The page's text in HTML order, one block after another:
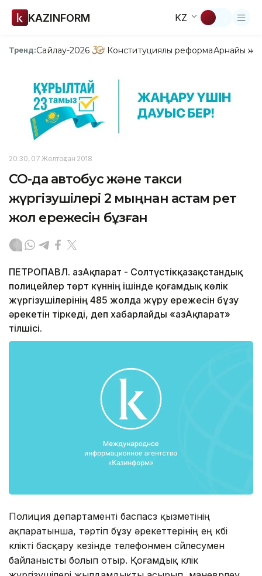
KAZINFORM KZ
Тренд:Сайлау-2026 Конституциялық реформаАрнайы
20:30, 07 Желтоқсан 2018
СҚО-да автобус және такси
жүргізушілері 2 мыңнан астам рет
жол ережесін бұзған
ПЕТРОПАВЛ. ҚазАқпарат - Солтүстікқазақстандық
полицейлер төрт күннің ішінде қоғамдық көлік
жүргізушілерінің 485 жолда жүру ережесін бұзу
әрекетін тіркеді, деп хабарлайды «ҚазАқпарат»
тілшісі.
Полиция департаменті баспасөз қызметінің
ақпаратынша, тәртіп бұзу әрекеттерінің ең көбі
көлікті басқару кезінде телефонмен сөйлесумен
байланысты болып отыр. Қоғамдық көлік